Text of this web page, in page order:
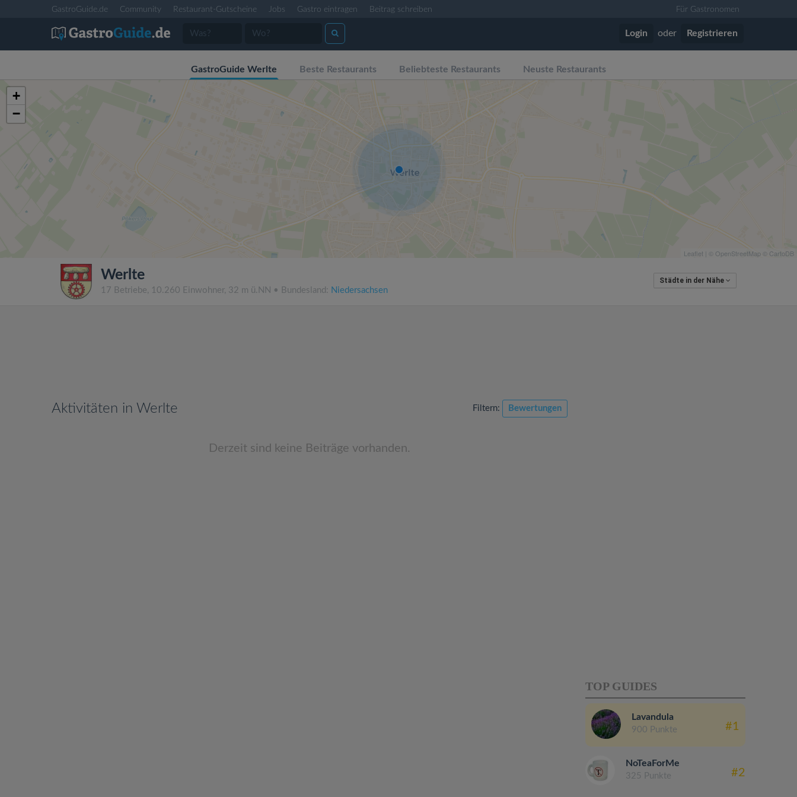
GastroGuide.de Community Restaurant-Gutscheine Jobs Gastro eintragen Beitrag schreiben Für Gastronomen
Login oder Registrieren
GastroGuide Werlte Beste Restaurants Beliebteste Restaurants Neuste Restaurants
+
−
Leaflet | © OpenStreetMap © CartoDB
Werlte
17 Betriebe, 10.260 Einwohner, 32 m ü.NN • Bundesland: Niedersachsen
Städte in der Nähe
Aktivitäten in Werlte Filtern: Bewertungen
Derzeit sind keine Beiträge vorhanden.
TOP GUIDES
Lavandula
900 Punkte #1
NoTeaForMe
325 Punkte #2